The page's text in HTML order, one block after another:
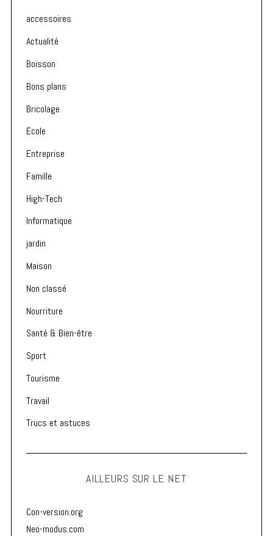
accessoires
Actualité
Boisson
Bons plans
Bricolage
Ecole
Entreprise
Famille
High-Tech
Informatique
jardin
Maison
Non classé
Nourriture
Santé & Bien-être
Sport
Tourisme
Travail
Trucs et astuces
AILLEURS SUR LE NET
Con-version.org
Neo-modus.com